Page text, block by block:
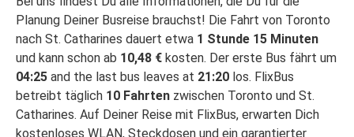
Planung Deiner Busreise brauchst! Die Fahrt von Toronto
nach St. Catharines dauert etwa 1 Stunde 15 Minuten
und kann schon ab 10,48 € kosten. Der erste Bus fährt um
04:25 and the last bus leaves at 21:20 los. FlixBus
betreibt täglich 10 Fahrten zwischen Toronto und St.
Catharines. Auf Deiner Reise mit FlixBus, erwarten Dich
kostenloses WLAN, Steckdosen und ein garantierter